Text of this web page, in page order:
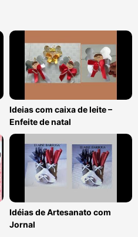
Ideias com caixa de leite –
Enfeite de natal
Idéias de Artesanato com
Jornal